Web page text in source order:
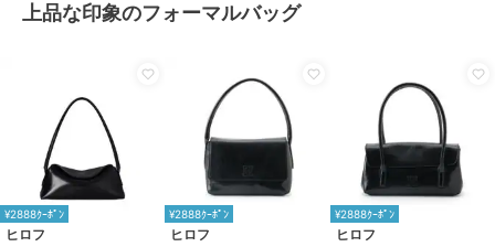
上品な印象のフォーマルバッグ
¥2888ｸｰﾎﾟﾝ
ヒロフ
¥2888ｸｰﾎﾟﾝ
ヒロフ
¥2888ｸｰﾎﾟﾝ
ヒロフ